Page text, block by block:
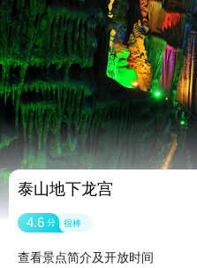
泰山地下龙宫
4.6 分 很棒
查看景点简介及开放时间
